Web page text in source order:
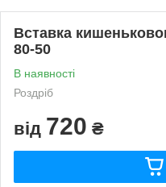
Вставка
80-50
В наявності
Роздріб
від 720 ₴